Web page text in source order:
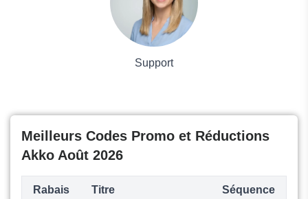
Support
Meilleurs Codes Promo et Réductions
Akko Août 2026
Rabais Titre Séquence